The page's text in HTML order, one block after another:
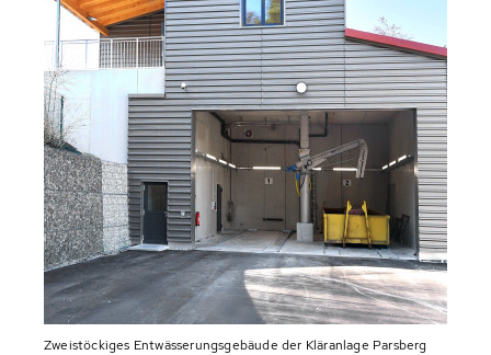
Zweistöckiges Entwässerungsgebäude der Kläranlage Parsberg